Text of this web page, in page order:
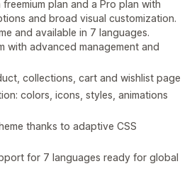
plan and a Pro plan with
and broad visual customization.
and available in 7 languages.
with advanced management and
collections, cart and wishlist page
colors, icons, styles, animations
thanks to adaptive CSS
for 7 languages ready for global